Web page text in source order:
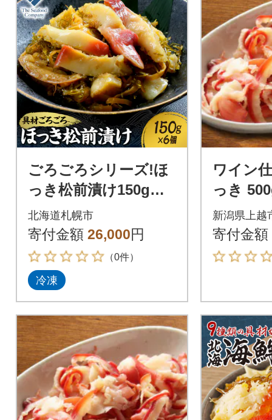
ごろごろシリーズ!ほ
っき松前漬け150g 6
個セット_hs408-049
北海道札幌市
寄付金額 26,000円
（0件）
冷凍
ワイン
っき
萄園製
新潟県上越
寄付金額